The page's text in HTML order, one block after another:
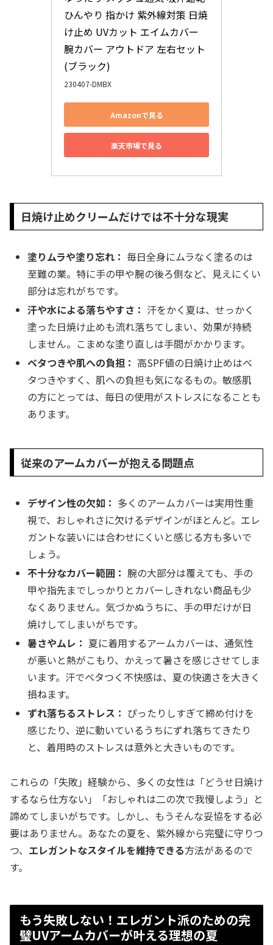
ひんやり 指かけ 紫外線対策 日焼
け止め UVカット エイムカバー
腕カバー アウトドア 左右セット
(ブラック)
230407-DMBX
Amazonで見る
楽天市場で見る
日焼け止めクリームだけでは不十分な現実
塗りムラや塗り忘れ： 毎日全身にムラなく塗るのは
至難の業。特に手の甲や腕の後ろ側など、見えにくい
部分は忘れがちです。
汗や水による落ちやすさ： 汗をかく夏は、せっかく
塗った日焼け止めも流れ落ちてしまい、効果が持続
しません。こまめな塗り直しは手間がかかります。
ベタつきや肌への負担： 高SPF値の日焼け止めはベ
タつきやすく、肌への負担も気になるもの。敏感肌
の方にとっては、毎日の使用がストレスになることも
あります。
従来のアームカバーが抱える問題点
デザイン性の欠如： 多くのアームカバーは実用性重
視で、おしゃれさに欠けるデザインがほとんど。エレ
ガントな装いには合わせにくいと感じる方も多いで
しょう。
不十分なカバー範囲： 腕の大部分は覆えても、手の
甲や指先までしっかりとカバーしきれない商品も少
なくありません。気づかぬうちに、手の甲だけが日
焼けしてしまいがちです。
暑さやムレ： 夏に着用するアームカバーは、通気性
が悪いと熱がこもり、かえって暑さを感じさせてしま
います。汗でベタつく不快感は、夏の快適さを大きく
損ねます。
ずれ落ちるストレス： ぴったりしすぎて締め付けを
感じたり、逆に動いているうちにずれ落ちてきたり
と、着用時のストレスは意外と大きいものです。
これらの「失敗」経験から、多くの女性は「どうせ日焼け
するなら仕方ない」「おしゃれは二の次で我慢しよう」と
諦めてしまいがちです。しかし、もうそんな妥協をする必
要はありません。あなたの夏を、紫外線から完璧に守りつ
つ、 エレガントなスタイルを維持できる方法があるので
す。
もう失敗しない！エレガント派のための完
璧UVアームカバーが叶える理想の夏